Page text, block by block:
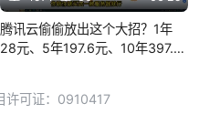
腾讯云偷偷放出这个大招？1年
28元、5年197.6元、10年397.5
许可证：0910417